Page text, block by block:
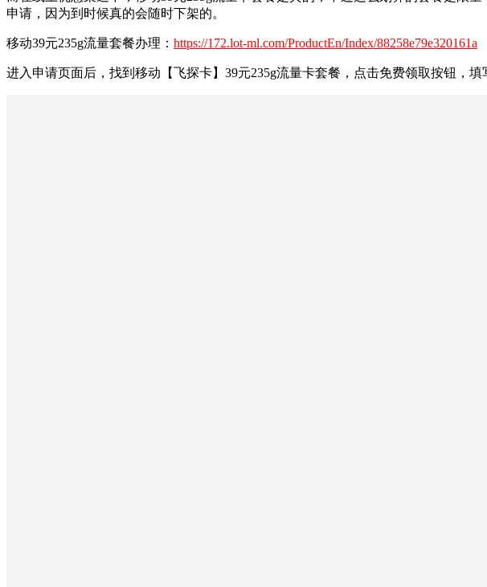
申请，因为到时候真的会随时下架的。
移动39元235g流量套餐办理： https://172.lot-ml.com/ProductEn/Index/88258e79e320161a
进入申请页面后，找到移动【飞探卡】39元235g流量卡套餐，点击免费领取按钮，